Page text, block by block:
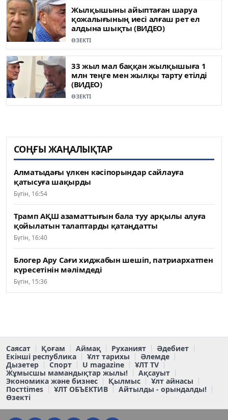
Жылқышыны айыптаған шаруа
қожалығының иесі алғаш рет ел
алдына шықты (ВИДЕО)
ӨЗЕКТІ
33 жыл мал баққан жылқышыға 1
млн теңге мен жылқы тарту етілді
(ВИДЕО)
ӨЗЕКТІ
СОҢҒЫ ЖАҢАЛЫҚТАР
Алматыдағы үлкен кәсіпорындар сайлауға
қатысуға шақырды
Бүгін, 16:54
Трамп АҚШ азаматтығын бала туу арқылы алуға
қойылатын талаптарды қатаңдатты
Бүгін, 16:40
Блогер Ару Сағи хиджабын шешіп, патриархатпен
күресетінін мәлімдеді
Бүгін, 15:36
Саясат Қоғам Аймақ Руханият
Әдебиет
Екінші республика
Ұлт тарихы
Әлемде
Дызетер
Спорт U magazine
ҰЛТ TV
Жұмысшы мамандықтар жылы!
Ақсауыт
Экономика және бизнес
Қылмыс
Ұлт айнасы
Постtimes
ҰЛТ ОБЪЕКТИВ
Айтылды - орындалды!
Өзекті